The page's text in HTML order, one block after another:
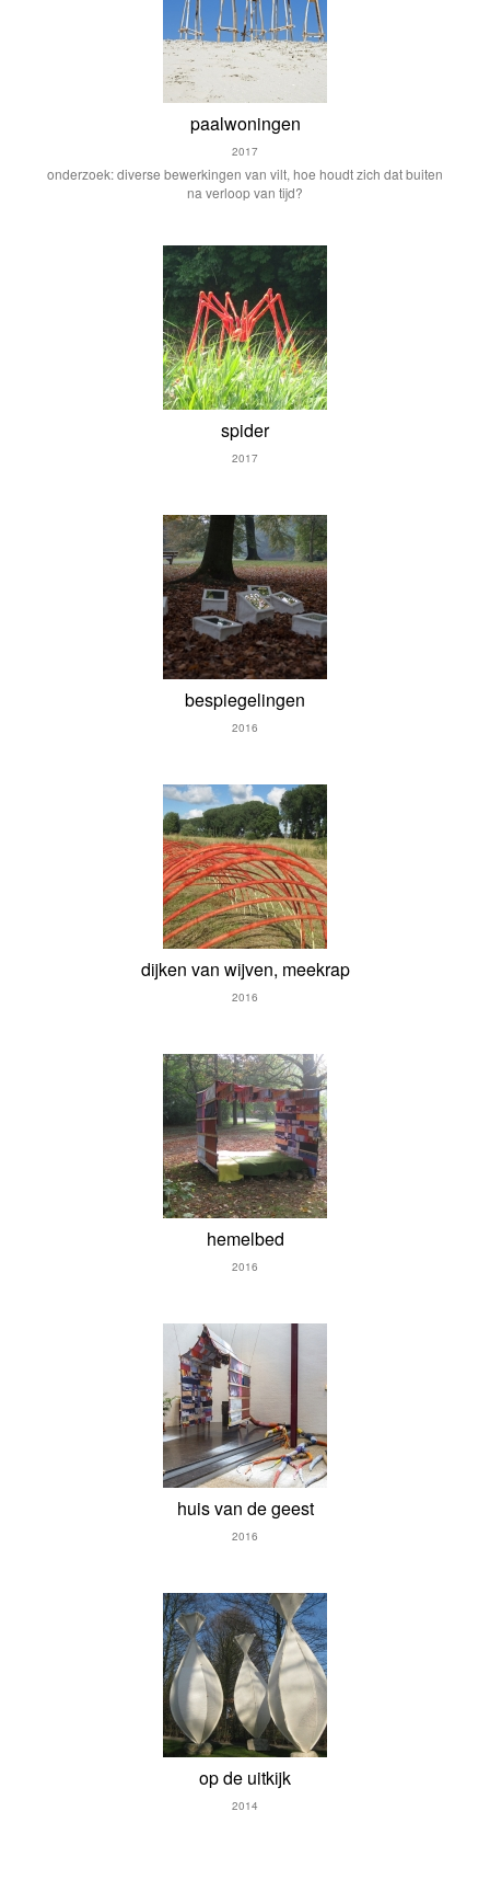
paalwoningen
2017
onderzoek: diverse bewerkingen van vilt, hoe houdt zich dat buiten
na verloop van tijd?
spider
2017
bespiegelingen
2016
dijken van wijven, meekrap
2016
hemelbed
2016
huis van de geest
2016
op de uitkijk
2014